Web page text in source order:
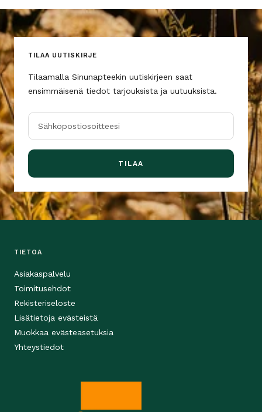
TILAA UUTISKIRJE
Tilaamalla Sinunapteekin uutiskirjeen saat
ensimmäisenä tiedot tarjouksista ja uutuuksista.
Sähköpostiosoitteesi
TILAA
TIETOA
Asiakaspalvelu
Toimitusehdot
Rekisteriseloste
Lisätietoja evästeistä
Muokkaa evästeasetuksia
Yhteystiedot